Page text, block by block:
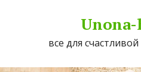
все для